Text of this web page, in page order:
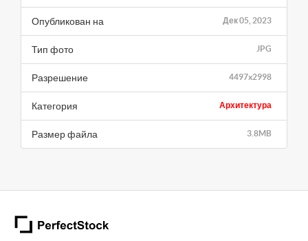
Дек 05, 2023
Опубликован на
JPG
Тип фото
4497x2998
Разрешение
Архитектура
Категория
3.8MB
Размер файла